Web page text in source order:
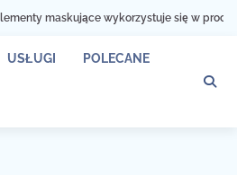
się w procesie lakierowania?
USŁUGI POLECANE